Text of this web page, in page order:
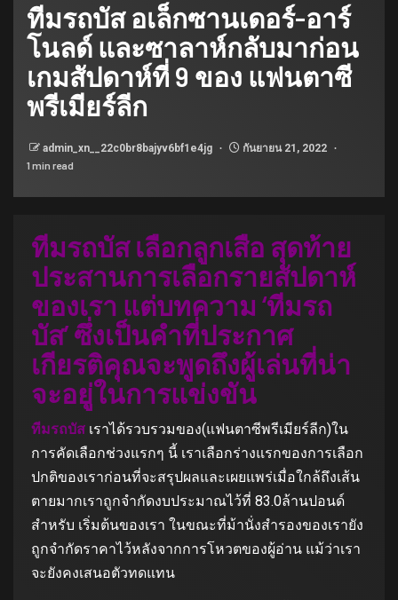
ทีมรถบัส อเล็กซานเดอร์-อาร์
โนลด์ และซาลาห์กลับมาก่อน
เกมสัปดาห์ที่ 9 ของ แฟนตาซี
พรีเมียร์ลีก
admin_xn__22c0br8bajyv6bf1e4jg
กันยายน 21, 2022
1 min read
ทีมรถบัส เลือกลูกเสือ สุดท้าย
ประสานการเลือกรายสัปดาห์
ของเรา แต่บทความ ‘ทีมรถ
บัส’ ซึ่งเป็นคำที่ประกาศ
เกียรติคุณจะพูดถึงผู้เล่นที่น่า
จะอยู่ในการแข่งขัน
ทีมรถบัส เราได้รวบรวมของ(แฟนตาซีพรีเมียร์ลีก)ใน
การคัดเลือกช่วงแรกๆ นี้ เราเลือกร่างแรกของการเลือก
ปกติของเราก่อนที่จะสรุปผลและเผยแพร่เมื่อใกล้ถึงเส้น
ตายมากเราถูกจำกัดงบประมาณไว้ที่ 83.0ล้านปอนด์
สำหรับ เริ่มต้นของเรา ในขณะที่ม้านั่งสำรองของเรายัง
ถูกจำกัดราคาไว้หลังจากการโหวตของผู้อ่าน แม้ว่าเรา
จะยังคงเสนอตัวทดแทน